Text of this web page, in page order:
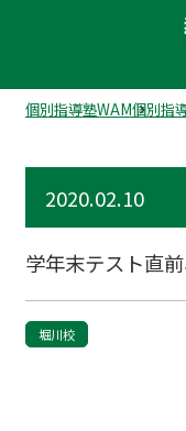
個別指導塾WAM個別指
2020.02.10
学年末テスト直
堀川校